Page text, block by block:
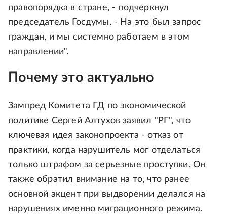
правопорядка в стране, - подчеркнул
председатель Госдумы. - На это был запрос
граждан, и мы системно работаем в этом
направлении".
Почему это актуально
Зампред Комитета ГД по экономической
политике Сергей Алтухов заявил "РГ", что
ключевая идея законопроекта - отказ от
практики, когда нарушитель мог отделаться
только штрафом за серьезные проступки. Он
также обратил внимание на то, что ранее
основной акцент при выдворении делался на
нарушениях именно миграционного режима.